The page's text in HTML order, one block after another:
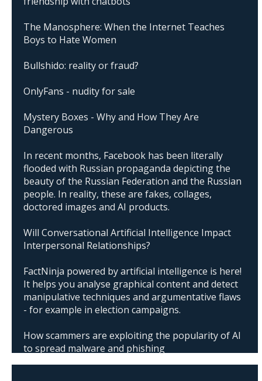
The Manosphere: When the Internet Teaches
Boys to Hate Women
Bullshido: reality or fraud?
OnlyFans - nudity for sale
Mystery Boxes - Why and How They Are
Dangerous
In recent months, Facebook has been literally
flooded with Russian propaganda depicting the
beauty of the Russian Federation and the Russian
people. In reality, these are fakes, collages,
doctored images and AI products.
Will Conversational Artificial Intelligence Impact
Interpersonal Relationships?
FactNinja powered by artificial intelligence is here!
It helps you analyse graphical content and detect
manipulative techniques and argumentative flaws
- for example in election campaigns.
How scammers are exploiting the popularity of AI
to spread malware and phishing